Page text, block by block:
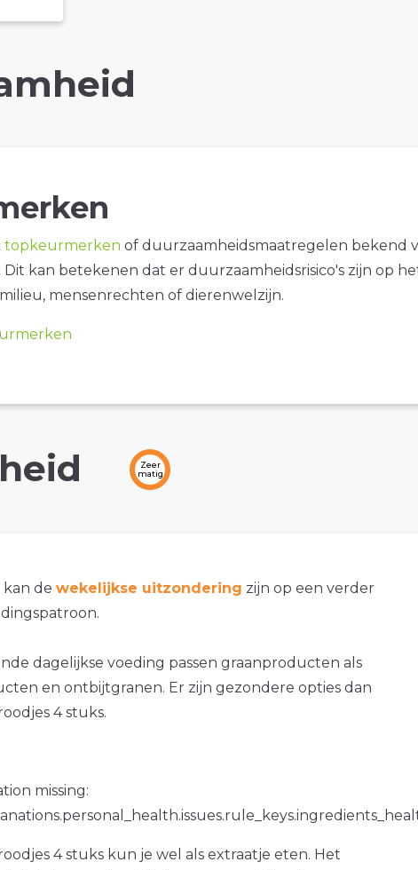
topkeurmerken of duurzaamheidsmaatregelen bekend
kan betekenen dat er duurzaamheidsrisico's zijn op
mensenrechten of dierenwelzijn.
Zeer
matig
de wekelijkse uitzondering zijn op een verder
dagelijkse voeding passen graanproducten als
en ontbijtgranen. Er zijn gezondere opties dan
4 stuks.
missing:
4 stuks kun je wel als extraatje eten. Het